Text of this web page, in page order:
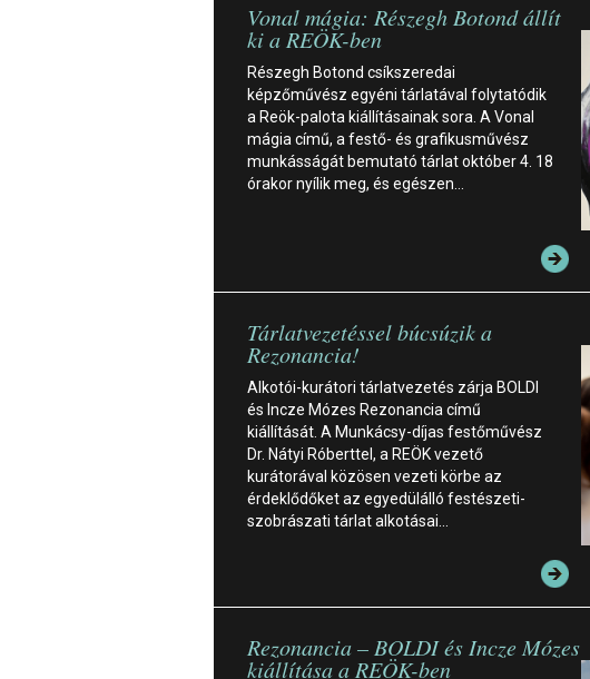
Vonal mágia: Részegh Botond állít
ki a REÖK-ben
Részegh Botond csíkszeredai
képzőművész egyéni tárlatával folytatódik
a Reök-palota kiállításainak sora. A Vonal
mágia című, a festő- és grafikusművész
munkásságát bemutató tárlat október 4. 18
órakor nyílik meg, és egészen…
Tárlatvezetéssel búcsúzik a
Rezonancia!
Alkotói-kurátori tárlatvezetés zárja BOLDI
és Incze Mózes Rezonancia című
kiállítását. A Munkácsy-díjas festőművész
Dr. Nátyi Róberttel, a REÖK vezető
kurátorával közösen vezeti körbe az
érdeklődőket az egyedülálló festészeti-
szobrászati tárlat alkotásai…
Rezonancia – BOLDI és Incze Mózes
kiállítása a REÖK-ben